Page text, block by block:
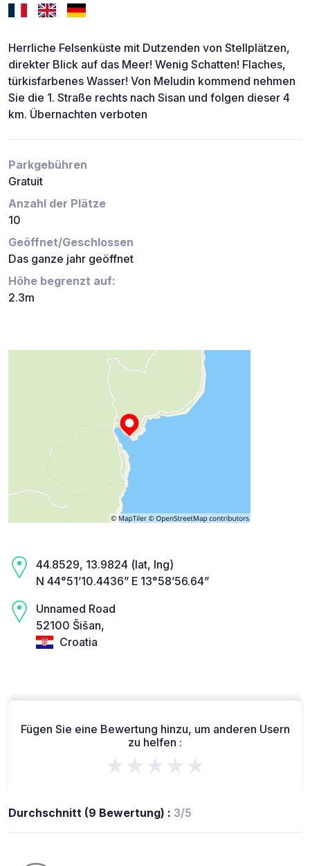
Herrliche Felsenküste mit Dutzenden von Stellplätzen,
direkter Blick auf das Meer! Wenig Schatten! Flaches,
türkisfarbenes Wasser! Von Meludin kommend nehmen
Sie die 1. Straße rechts nach Sisan und folgen dieser 4
km. Übernachten verboten
Parkgebühren
Gratuit
Anzahl der Plätze
10
Geöffnet/Geschlossen
Das ganze jahr geöffnet
Höhe begrenzt auf:
2.3m
44.8529, 13.9824 (lat, lng)
N 44°51’10.4436” E 13°58’56.64”
Unnamed Road
52100 Šišan,
Croatia
Fügen Sie eine Bewertung hinzu, um anderen Usern
zu helfen :
★★★★★
Durchschnitt (9 Bewertung) : 3/5